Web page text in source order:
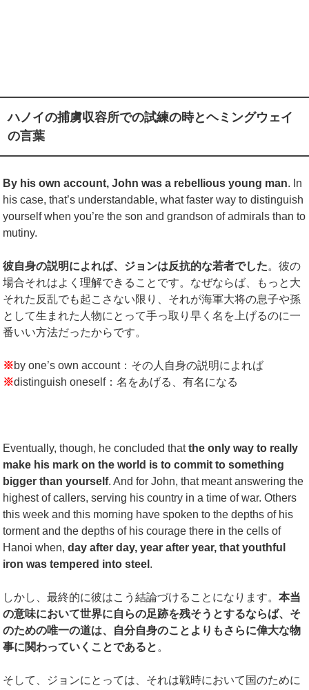
ハノイの捕虜収容所での試練の時とヘミングウェイ
の言葉
By his own account, John was a rebellious young man. In
his case, that’s understandable, what faster way to distinguish
yourself when you’re the son and grandson of admirals than to
mutiny.
彼自身の説明によれば、ジョンは反抗的な若者でした。彼の
場合それはよく理解できることです。なぜならば、もっと大
それた反乱でも起こさない限り、それが海軍大将の息子や孫
として生まれた人物にとって手っ取り早く名を上げるのに一
番いい方法だったからです。
※by one’s own account：その人自身の説明によれば
※distinguish oneself：名をあげる、有名になる
Eventually, though, he concluded thatthe only way to really
make his mark on the world is to commit to something
bigger than yourself. And for John, that meant answering the
highest of callers, serving his country in a time of war. Others
this week and this morning have spoken to the depths of his
torment and the depths of his courage there in the cells of
Hanoi when,day after day, year after year, that youthful
iron was tempered into steel .
しかし、最終的に彼はこう結論づけることになります。本当
の意味において世界に自らの足跡を残そうとするならば、そ
のための唯一の道は、自分自身のことよりもさらに偉大な物
事に関わっていくことであると。
そして、ジョンにとっては、それは戦時において国のために